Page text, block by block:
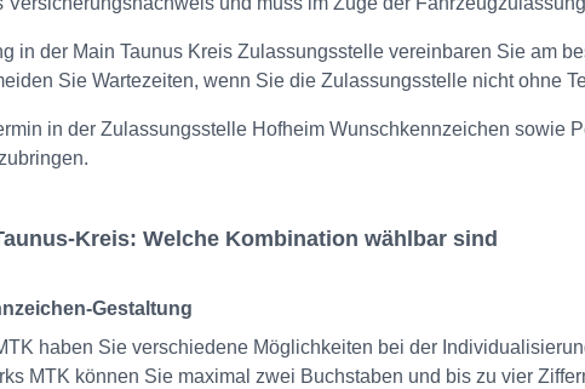
in der Main Taunus Kreis Zulassungsstelle vereinbaren Sie am
Sie Wartezeiten, wenn Sie die Zulassungsstelle nicht ohne
in der Zulassungsstelle Hofheim Wunschkennzeichen sowie
Kreis: Welche Kombination wählbar sind
Gestaltung
haben Sie verschiedene Möglichkeiten bei der
MTK können Sie maximal zwei Buchstaben und bis zu vier